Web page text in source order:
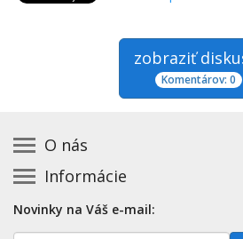
zobraziť
Komentárov: 0
O nás
Kontakt na prevádzkovateľa
Zásady používania cookies
Informácie
Základná registrácia otváracích
Novinky na Váš e-mail: